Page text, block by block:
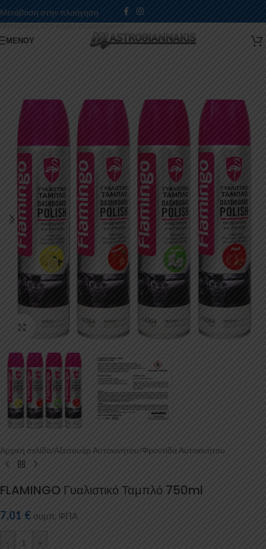
Μετάβαση στην πλοήγηση
Μετάβαση στο κύριο περιεχόμενο
ΜΕΝΟΎ
Κάντε κλικ για μεγέθυνση
Αρχική σελίδα/Αξεσουάρ Αυτοκινήτου/Φροντίδα Αυτοκινήτου
FLAMINGO Γυαλιστικό Ταμπλό 750ml
7,01 € συμπ. ΦΠΑ
- +